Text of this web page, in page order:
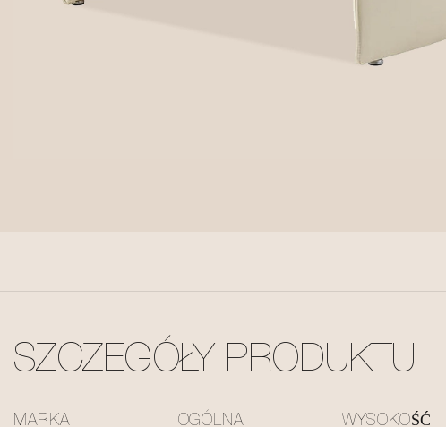
SZCZEGÓŁY PRODUKTU
MARKA
OGÓLNA
WYSOKOŚĆ